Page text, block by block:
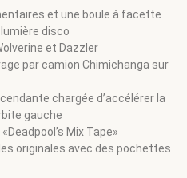
et une boule à facette
disco
et Dazzler
par camion Chimichanga sur
chargée d’accélérer la
gauche
Mix Tape»
originales avec des pochettes